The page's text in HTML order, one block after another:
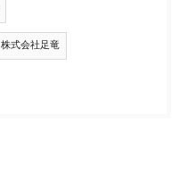
株式会社足竜